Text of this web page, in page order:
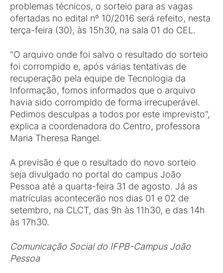
problemas técnicos, o sorteio para as vagas
ofertadas no edital nº 10/2016 será refeito, nesta
terça-feira (30), às 15h30, na sala 01 do CEL.
"O arquivo onde foi salvo o resultado do sorteio
foi corrompido e, após várias tentativas de
recuperação pela equipe de Tecnologia da
Informação, fomos informados que o arquivo
havia sido corrompido de forma irrecuperável.
Pedimos desculpas a todos por este imprevisto",
explica a coordenadora do Centro, professora
Maria Theresa Rangel.
A previsão é que o resultado do novo sorteio
seja divulgado no portal do campus João
Pessoa até a quarta-feira 31 de agosto. Já as
matrículas acontecerão nos dias 01 e 02 de
setembro, na CLCT, das 9h às 11h30, e das 14h
às 17h30.
Comunicação Social do IFPB-Campus João
Pessoa